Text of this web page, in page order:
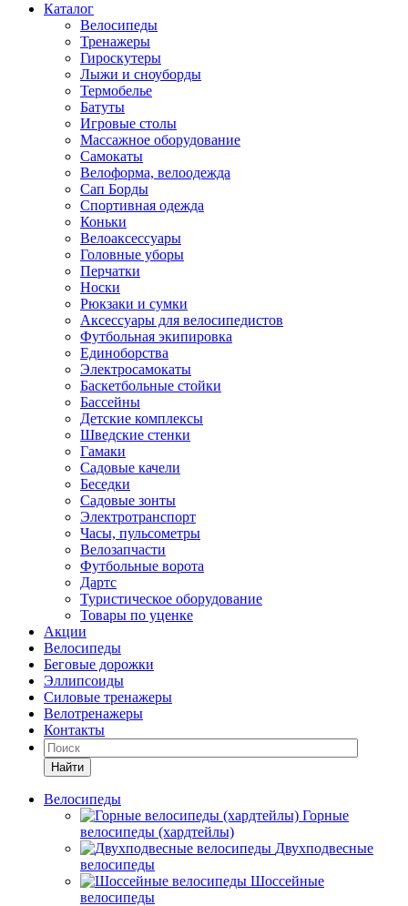
Каталог
Велосипеды
Тренажеры
Гироскутеры
Лыжи и сноуборды
Термобелье
Батуты
Игровые столы
Массажное оборудование
Самокаты
Велоформа, велоодежда
Сап Борды
Спортивная одежда
Коньки
Велоаксессуары
Головные уборы
Перчатки
Носки
Рюкзаки и сумки
Аксессуары для велосипедистов
Футбольная экипировка
Единоборства
Электросамокаты
Баскетбольные стойки
Бассейны
Детские комплексы
Шведские стенки
Гамаки
Садовые качели
Беседки
Садовые зонты
Электротранспорт
Часы, пульсометры
Велозапчасти
Футбольные ворота
Дартс
Туристическое оборудование
Товары по уценке
Акции
Велосипеды
Беговые дорожки
Эллипсоиды
Силовые тренажеры
Велотренажеры
Контакты
Найти
Велосипеды
Горные
велосипеды (хардтейлы)
Двухподвесные
велосипеды
Шоссейные
велосипеды